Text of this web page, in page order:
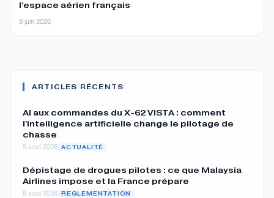
l'espace aérien français
9 juin 2026
ARTICLES RÉCENTS
AI aux commandes du X-62 VISTA : comment
l'intelligence artificielle change le pilotage de
chasse
9 aout 2026 ACTUALITÉ
Dépistage de drogues pilotes : ce que Malaysia
Airlines impose et la France prépare
8 aout 2026 RÉGLEMENTATION